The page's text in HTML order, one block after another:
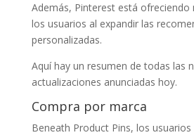
Además, Pinterest está ofreciendo
los usuarios al expandir las
personalizadas.
Aquí hay un resumen de todas las
actualizaciones anunciadas hoy.
Compra por marca
Beneath Product Pins, los